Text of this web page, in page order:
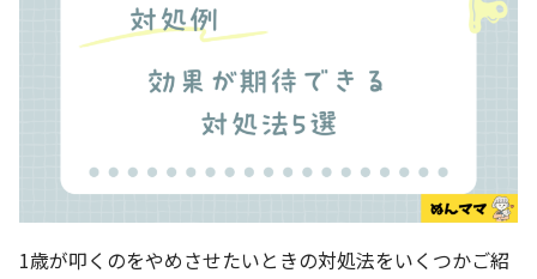
1歳が叩くのをやめさせたいときの対処法をいくつかご紹